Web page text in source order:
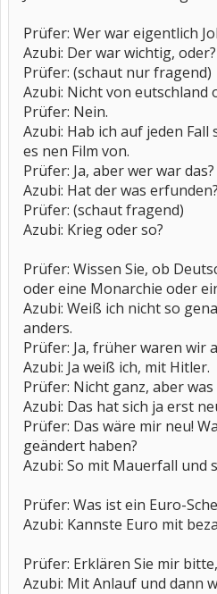
Prüfer: Wer war eigentlich
Azubi: Der war wichtig, oder?
Prüfer: (schaut nur fragend)
Azubi: Nicht von eutschland
Prüfer: Nein.
Azubi: Hab ich auf jeden
es nen Film von.
Prüfer: Ja, aber wer war das?
Azubi: Hat der was erfunden?
Prüfer: (schaut fragend)
Azubi: Krieg oder so?
Prüfer: Wissen Sie, ob
oder eine Monarchie oder
Azubi: Weiß ich nicht so
anders.
Prüfer: Ja, früher waren wir
Azubi: Ja weiß ich, mit Hitler.
Prüfer: Nicht ganz, aber
Azubi: Das hat sich ja erst
Prüfer: Das wäre mir neu!
geändert haben?
Azubi: So mit Mauerfall und
Prüfer: Was ist ein Euro-
Azubi: Kannste Euro mit
Prüfer: Erklären Sie mir
Azubi: Mit Anlauf und dann